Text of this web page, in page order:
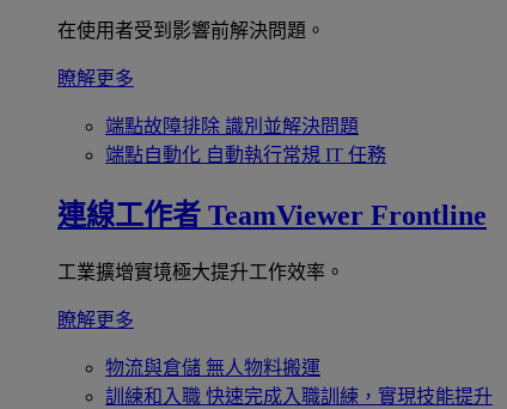
在使用者受到影響前解決問題。
瞭解更多
端點故障排除 識別並解決問題
端點自動化 自動執行常規 IT 任務
連線工作者 TeamViewer Frontline
工業擴增實境極大提升工作效率。
瞭解更多
物流與倉儲 無人物料搬運
訓練和入職 快速完成入職訓練，實現技能提升